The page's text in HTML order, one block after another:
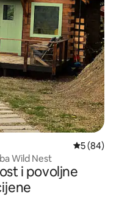
Prosječna
5 (84)
Wild Nest
i povoljne